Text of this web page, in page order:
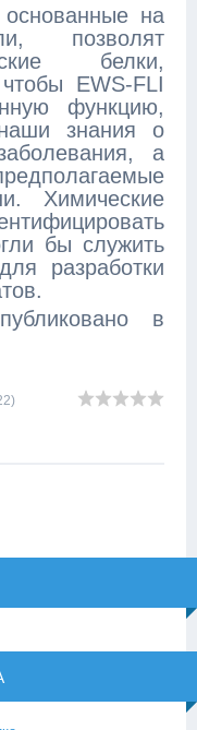
основанные на
позволят
белки,
EWS-FLI
функцию,
знания о
а
Химические
бы служить
разработки
в